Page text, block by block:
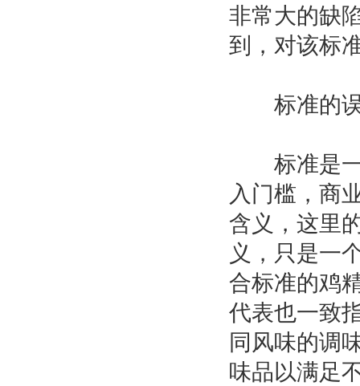
非常大的缺
到，对该标
标准的误
标准是一
入门槛，商
含义，这里
义，只是一
合标准的鸡
代表也一致
同风味的调
味品以满足